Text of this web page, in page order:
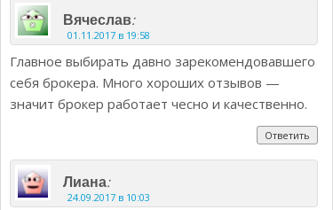
Вячеслав:
01.11.2017 в 19:58
Главное выбирать давно зарекомендовавшего
себя брокера. Много хороших отзывов —
значит брокер работает чесно и качественно.
Ответить
Лиана:
24.09.2017 в 10:03